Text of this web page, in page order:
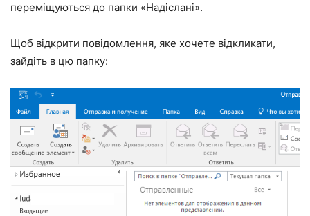
переміщуються до папки «Надіслані».
Щоб відкрити повідомлення, яке хочете відкликати,
зайдіть в цю папку: